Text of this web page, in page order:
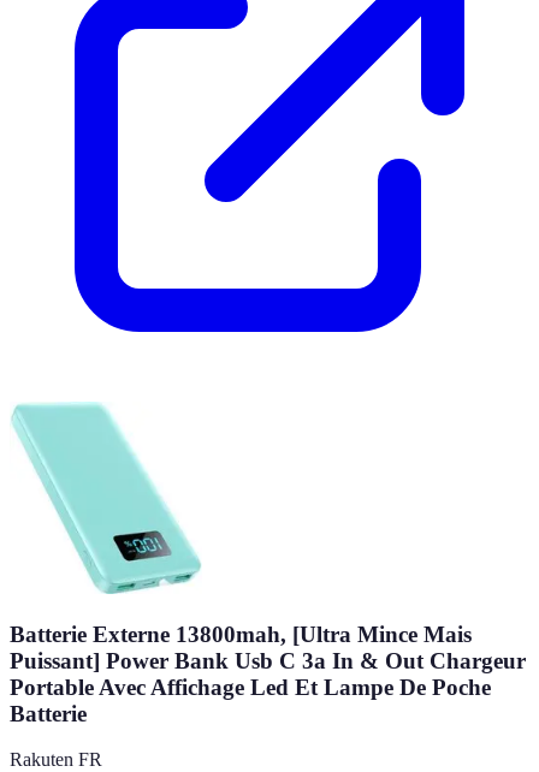
Batterie Externe 13800mah, [Ultra Mince Mais
Puissant] Power Bank Usb C 3a In & Out Chargeur
Portable Avec Affichage Led Et Lampe De Poche
Batterie
Rakuten FR